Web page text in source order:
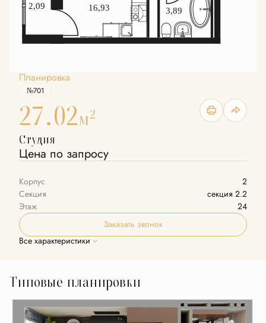
Планировка
№701
27.02м2
Студия
Цена по запросу
Корпус
2
Секция
секция 2.2
Этаж
24
Заказать звонок
Все характеристики
Типовые планировки